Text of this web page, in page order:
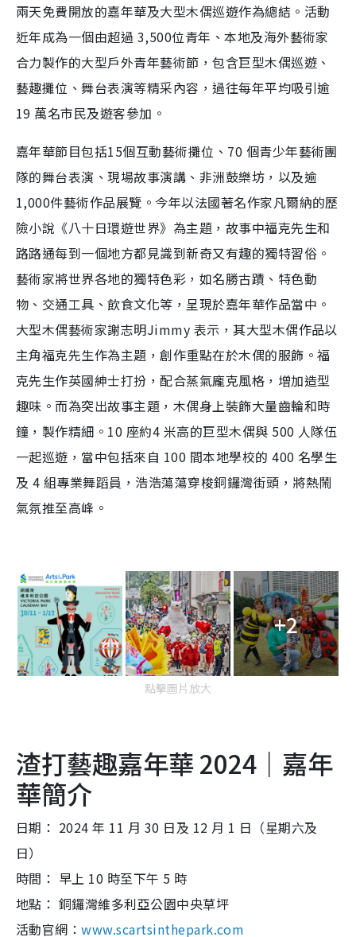
兩天免費開放的嘉年華及大型木偶巡遊作為總結。活動
近年成為一個由超過 3,500位青年、本地及海外藝術家
合力製作的大型戶外青年藝術節，包含巨型木偶巡遊、
藝趣攤位、舞台表演等精采內容，過往每年平均吸引逾
19 萬名市民及遊客參加。
嘉年華節目包括15個互動藝術攤位、70 個青少年藝術團
隊的舞台表演、現場故事演講、非洲鼓樂坊，以及逾
1,000件藝術作品展覽。今年以法國著名作家凡爾納的歷
險小說《八十日環遊世界》為主題，故事中福克先生和
路路通每到一個地方都見識到新奇又有趣的獨特習俗。
藝術家將世界各地的獨特色彩，如名勝古蹟、特色動
物、交通工具、飲食文化等，呈現於嘉年華作品當中。
大型木偶藝術家謝志明Jimmy 表示，其大型木偶作品以
主角福克先生作為主題，創作重點在於木偶的服飾。福
克先生作英國紳士打扮，配合蒸氣龐克風格，增加造型
趣味。而為突出故事主題，木偶身上裝飾大量齒輪和時
鐘，製作精細。10 座約4 米高的巨型木偶與 500 人隊伍
一起巡遊，當中包括來自 100 間本地學校的 400 名學生
及 4 組專業舞蹈員，浩浩蕩蕩穿梭銅鑼灣街頭，將熱鬧
氣氛推至高峰。
+2
點擊圖片放大
渣打藝趣嘉年華 2024｜嘉年
華簡介
日期： 2024 年 11 月 30 日及 12 月 1 日（星期六及
日）
時間： 早上 10 時至下午 5 時
地點： 銅鑼灣維多利亞公園中央草坪
活動官網：www.scartsinthepark.com